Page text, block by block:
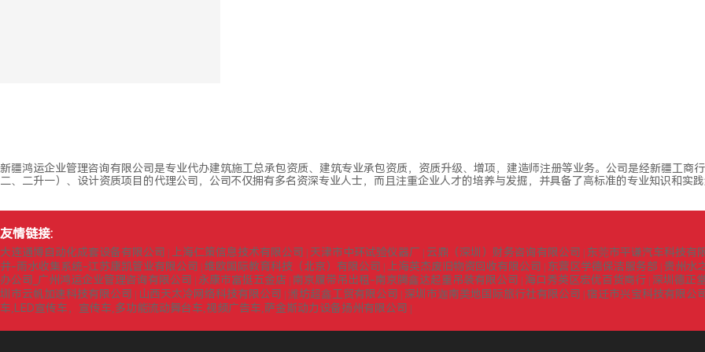
新疆鸿运企业管理咨询有限公司是专业代办建筑施工总承包资质、建筑专业承包资质，资质升级、增项，建造师注册等业务。公司是经新疆工
二、二升一）、设计资质项目的代理公司，公司不仅拥有多名资深专业人士，而且注重企业人才的培养与发掘，并具备了高标准的专业知识和实
友情链接:
大连通博自动化成套设备有限公司 上海仁策信息技术有限公司 天津市中环试验仪器厂 云鼎（深圳）财务咨询有限公司
东莞市平谦汽车科技有
井-雨水收集系统-江苏康凯管业有限公司
维欧国际教育科技（北京）有限公司 上海英杰废旧物资回收有限公司 东营区学德保洁服务部 贵州水
办公司_广州鸿运企业管理咨询有限公司
永康市富挺五金店 南京履带吊出租-南京腾鑫达起重吊装有限公司 海口秀英区宏优百货商行 深圳德正
圳市云帆加速科技有限公司
山西天太冷网络科技有限公司 潍坊超鑫工贸有限公司 深圳市迦南美地国际旅行社有限公司
宿迁市兴宝科技有限公
车,LED宣传车，宣传车,多功能流动舞台车,视频广告车,萨金斯动力设备扬州有限公司